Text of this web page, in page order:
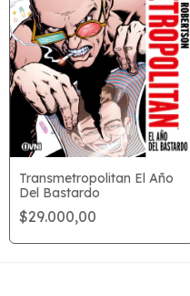
Transmetropolitan El Año
Del Bastardo
$29.000,00